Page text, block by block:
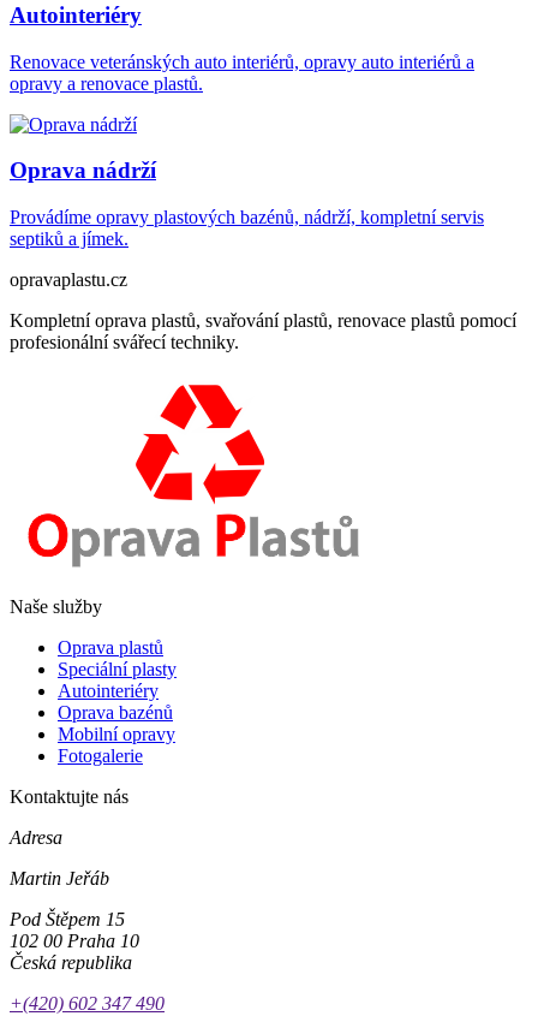
Autointeriéry
Renovace veteránských auto interiérů, opravy auto interiérů a
opravy a renovace plastů.
Oprava nádrží
Provádíme opravy plastových bazénů, nádrží, kompletní servis
septiků a jímek.
opravaplastu.cz
Kompletní oprava plastů, svařování plastů, renovace plastů pomocí
profesionální svářecí techniky.
Naše služby
Oprava plastů
Speciální plasty
Autointeriéry
Oprava bazénů
Mobilní opravy
Fotogalerie
Kontaktujte nás
Adresa
Martin Jeřáb
Pod Štěpem 15
102 00 Praha 10
Česká republika
+(420) 602 347 490